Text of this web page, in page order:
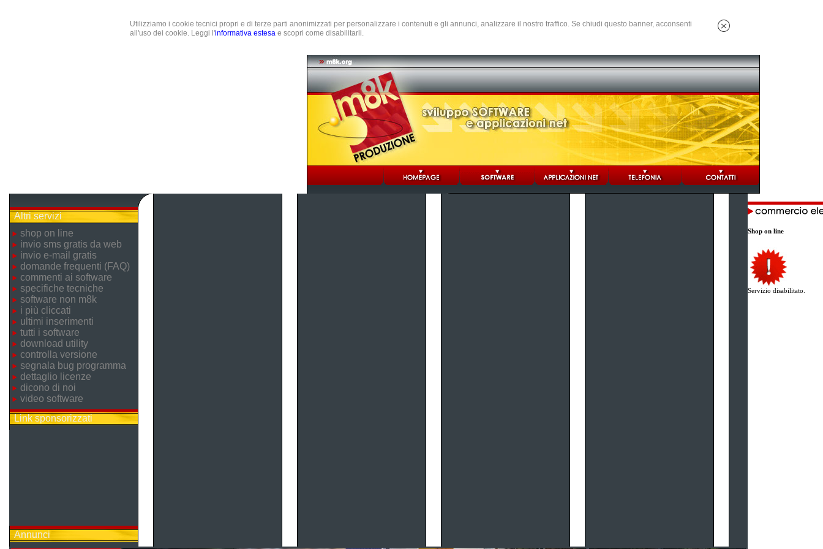
Utilizziamo i cookie tecnici propri e di terze parti anonimizzati per personalizzare i contenuti e gli annunci, analizzare il nostro traffico. Se chiudi questo banner, acconsenti
all'uso dei cookie. Leggi l'informativa estesa e scopri come disabilitarli.
Altri servizi
shop on line
invio sms gratis da web
invio e-mail gratis
domande frequenti (FAQ)
commenti ai software
specifiche tecniche
software non m8k
i più cliccati
ultimi inserimenti
tutti i software
download utility
controlla versione
segnala bug programma
dettaglio licenze
dicono di noi
video software
Link sponsorizzati
Annunci
Shop on line
Servizio disabilitato.